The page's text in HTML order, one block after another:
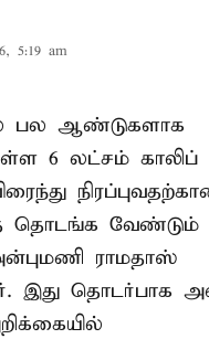
5:19 am
பல ஆண்டுகளாக
6 லட்சம் காலிப்
தொடங்க
ராமதாஸ்
இது தொடர்பாக